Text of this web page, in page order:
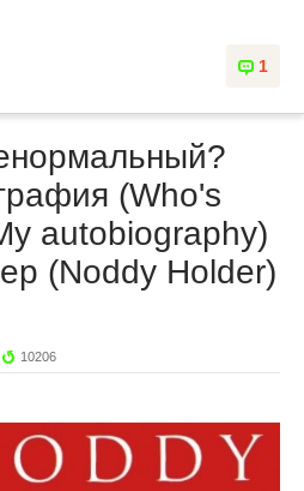
1
(Who's
autobiography)
(Noddy Holder)
10206